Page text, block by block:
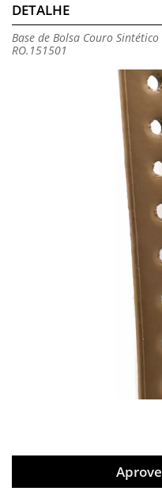
DETALHE
Base de Bolsa Couro
RO.151501